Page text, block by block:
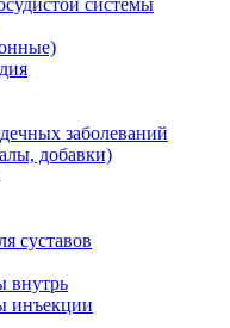
системы
заболеваний
добавки)
суставов
внутрь
инъекции